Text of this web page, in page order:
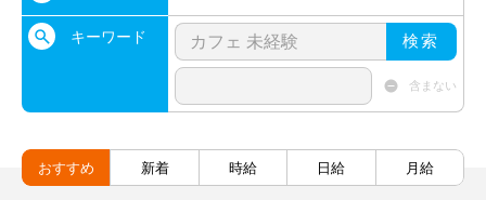
キーワード 検索
含まない
おすすめ 新着 時給 日給 月給